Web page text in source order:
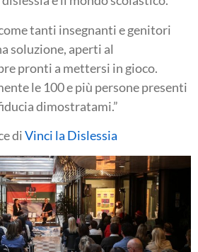
tanti insegnanti e genitori
soluzione, aperti al
pronti a mettersi in gioco.
le 100 e più persone presenti
dimostratami.”
diVinci la Dislessia